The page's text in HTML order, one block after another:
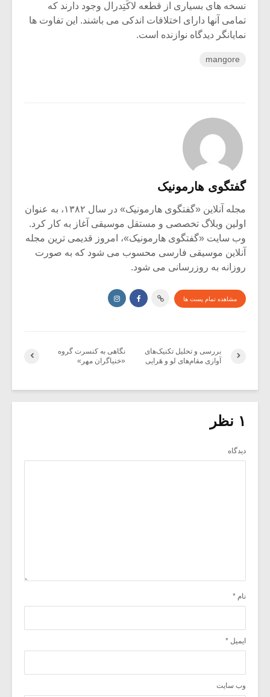
نسخه های بسیاری از قطعه لاکَتِدرال وجود دارند که
تمامی آنها دارای اختلافات اندکی می باشند. این تفاوت ها
نمایانگر دیدگاه نوازنده است.
mangore
گفتگوی هارمونیک
مجله آنلاین «گفتگوی هارمونیک» در سال ۱۳۸۲، به عنوان
اولین وبلاگ تخصصی و مستقل موسیقی آغاز به کار کرد.
وب سایت «گفتگوی هارمونیک»، امروز قدیمی ترین مجله
آنلاین موسیقی فارسی محسوب می شود که به صورت
روزانه به روزرسانی می شود.
مشاهده تمام پست ها
نگاهی به کنسرت گروه
«خنیاگران مهر»
بررسی و تحلیل تکنیک‌های
آوازی مقام‌های لو و هَرایی
۱ نظر
دیدگاه
نام *
ایمیل *
وب‌ سایت